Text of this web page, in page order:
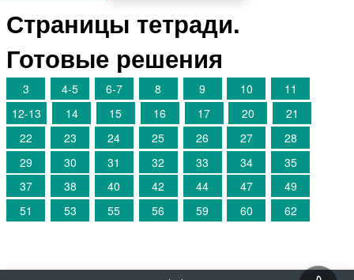
Страницы тетради.
Готовые решения
3 4-5 6-7 8 9 10
11
12-13
14 15 16 17 20
21
22
23 24 25 26 27
28
29
30 31 32 33 34
35
37
38 40 42 44 47
49
51
53 55 56 59 60 62